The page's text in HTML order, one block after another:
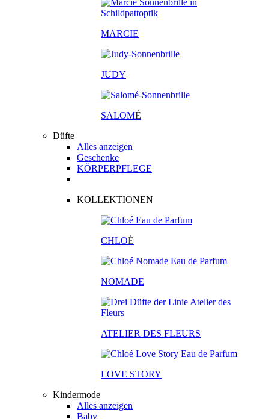
MARCIE
JUDY
SALOMÉ
Düfte
Alles anzeigen
Geschenke
KÖRPERPFLEGE
KOLLEKTIONEN
CHLOÉ
NOMADE
ATELIER DES FLEURS
LOVE STORY
Kindermode
Alles anzeigen
Baby